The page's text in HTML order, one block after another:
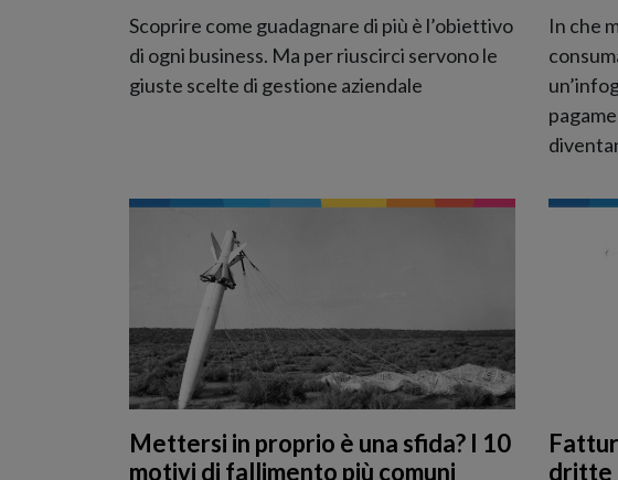
Scoprire come guadagnare di più è l’obiettivo
di ogni business. Ma per riuscirci servono le
giuste scelte di gestione aziendale
In che
Mettersi in proprio è una sfida? I 10
motivi di fallimento più comuni
dritte